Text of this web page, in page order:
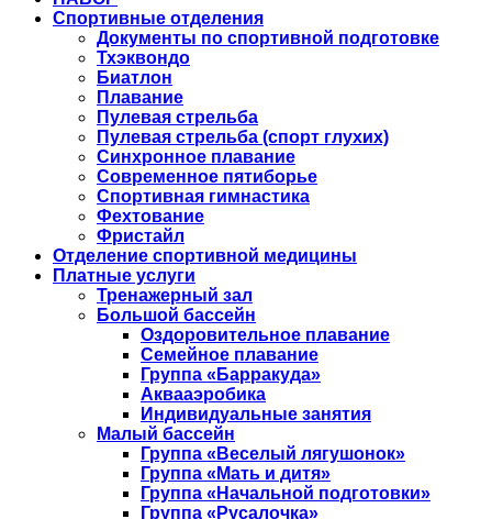
Спортивные отделения
Документы по спортивной подготовке
Тхэквондо
Биатлон
Плавание
Пулевая стрельба
Пулевая стрельба (спорт глухих)
Синхронное плавание
Современное пятиборье
Спортивная гимнастика
Фехтование
Фристайл
Отделение спортивной медицины
Платные услуги
Тренажерный зал
Большой бассейн
Оздоровительное плавание
Семейное плавание
Группа «Барракуда»
Аквааэробика
Индивидуальные занятия
Малый бассейн
Группа «Веселый лягушонок»
Группа «Мать и дитя»
Группа «Начальной подготовки»
Группа «Русалочка»